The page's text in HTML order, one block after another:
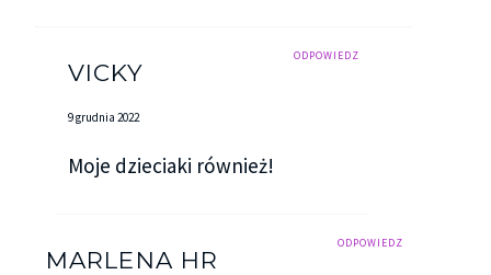
ODPOWIEDZ
VICKY
9 grudnia 2022
Moje dzieciaki również!
ODPOWIEDZ
MARLENA HR